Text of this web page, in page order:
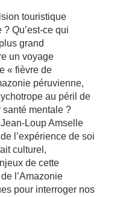
touristique
Qu’est-ce qui
grand
un voyage
« fièvre de
péruvienne,
au péril de
santé mentale ?
Loup Amselle
l’expérience de soi
culturel,
de cette
l’Amazonie
pour interroger nos